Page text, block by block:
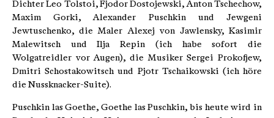
Dichter Leo Tolstoi, Fjodor Dostojewski, Anton Tschechow,
Maxim Gorki, Alexander Puschkin und Jewgeni
Jewtuschenko, die Maler Alexej von Jawlensky, Kasimir
Malewitsch und Ilja Repin (ich habe sofort die
Wolgatreidler vor Augen), die Musiker Sergei Prokofjew,
Dmitri Schostakowitsch und Pjotr Tschaikowski (ich höre
die Nussknacker-Suite).
Puschkin las Goethe, Goethe las Puschkin, bis heute wird in